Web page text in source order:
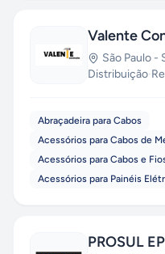
Valente
São Paulo -
Distribuição·
Abraçadeira para Cabos
Acessórios para Cabos de
Acessórios para Cabos e
Acessórios para Painéis
PROSUL